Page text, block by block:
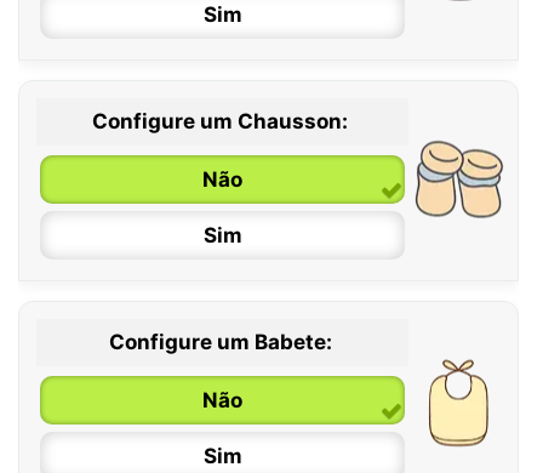
Sim
0 / 6 meses
6 / 12 meses
12 / 18 meses
Configure um Chausson:
Não
Sim
Configure um Babete:
Não
Sim